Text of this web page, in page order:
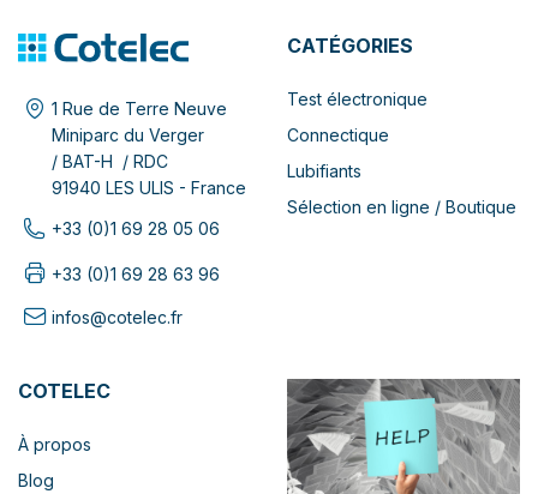
1 Rue de Terre Neuve
Miniparc du Verger
/ BAT-H / RDC
91940 LES ULIS - France
+33 (0)1 69 28 05 06
+33 (0)1 69 28 63 96
infos@cotelec.fr
CATÉGORIES
Test électronique
Connectique
Lubifiants
Sélection en ligne / Boutique
COTELEC
À propos
Blog